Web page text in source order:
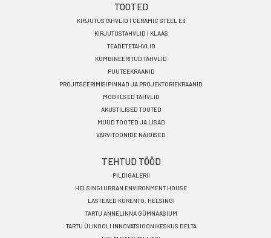
TOOTED
KIRJUTUSTAHVLID I CERAMIC STEEL E3
KIRJUTUSTAHVLID I KLAAS
TEADETETAHVLID
KOMBINEERITUD TAHVLID
PUUTEEKRAANID
PROJITSEERIMISIPINNAD JA PROJEKTORIEKRAANID
MOBIILSED TAHVLID
AKUSTILISED TOOTED
MUUD TOOTED JA LISAD
VÄRVITOONIDE NÄIDISED
TEHTUD TÖÖD
PILDIGALERII
HELSINGI URBAN ENVIRONMENT HOUSE
LASTEAED KORENTO, HELSINGI
TARTU ANNELINNA GÜMNAASIUM
TARTU ÜLIKOOLI INNOVATSIOONIKESKUS DELTA